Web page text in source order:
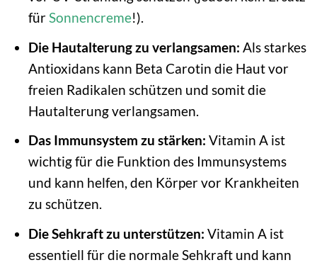
fürSonnencreme!).
Die Hautalterung zu verlangsamen: Als starkes
Antioxidans kann Beta Carotin die Haut vor
freien Radikalen schützen und somit die
Hautalterung verlangsamen.
Das Immunsystem zu stärken: Vitamin A ist
wichtig für die Funktion des Immunsystems
und kann helfen, den Körper vor Krankheiten
zu schützen.
Die Sehkraft zu unterstützen: Vitamin A ist
essentiell für die normale Sehkraft und kann